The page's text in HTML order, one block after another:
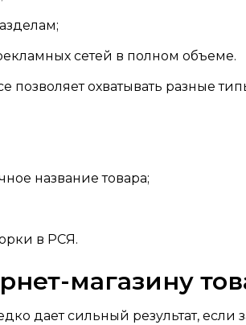
сетей в полном объеме.
охватывать разные
название товара;
в РСЯ.
магазину
дает сильный результат, если